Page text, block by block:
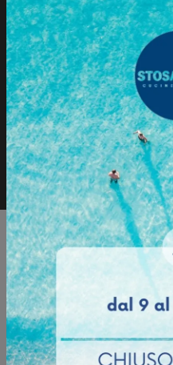
Sfoglia